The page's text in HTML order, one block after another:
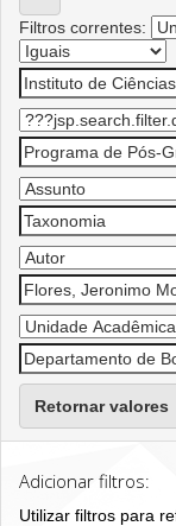
Filtros correntes:
Retornar valores
Adicionar filtros:
Utilizar filtros para